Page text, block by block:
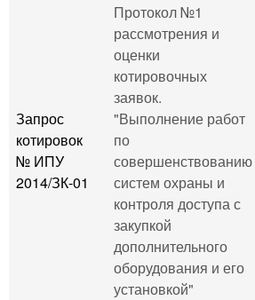
Запрос
котировок
№ ИПУ
2014/ЗК-01
Протокол №1
рассмотрения и
оценки
котировочных
заявок.
"Выполнение работ
по
совершенствованию
систем охраны и
контроля доступа с
закупкой
дополнительного
оборудования и его
установкой"